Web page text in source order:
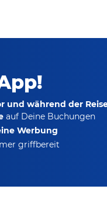
und während der
auf Deine Buchungen
Werbung
griffbereit